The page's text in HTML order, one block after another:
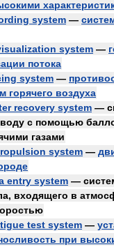
system —
system —
потока
system —
горячего воздуха
recovery system —
воду с помощью
газами
system —
entry system —
входящего в
test system —
при